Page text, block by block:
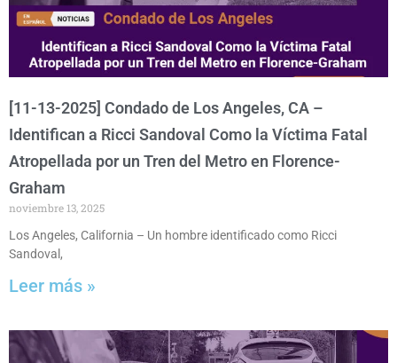
[11-13-2025] Condado de Los Angeles, CA –
Identifican a Ricci Sandoval Como la Víctima Fatal
Atropellada por un Tren del Metro en Florence-
Graham
noviembre 13, 2025
Los Angeles, California – Un hombre identificado como Ricci
Sandoval,
Leer más »